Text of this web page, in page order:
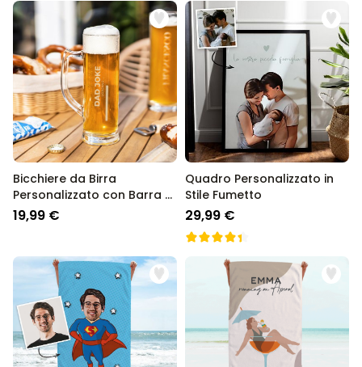
Bicchiere da Birra
Personalizzato con Barra di
Caricamento
19,99 €
Quadro Personalizzato in
Stile Fumetto
29,99 €